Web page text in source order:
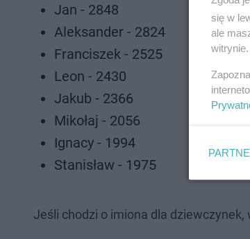
Jan - 2848
Aleksander - 2824
Franciszek - 2525
Leon - 2430
Jakub - 2366
Mikołaj - 2056
Ignacy - 1994
Stanisław - 1975
Jeśli chodzi o imiona dla dziewczynek,
się w
ale
witrynie.